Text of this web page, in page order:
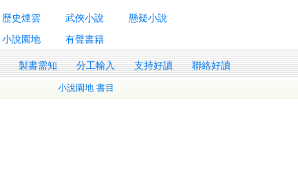
歷史煙雲 武俠小說
懸疑小說
小說園地 有聲書籍
製書需知 分工輸入 支持好讀 聯絡好讀
小說園地 書目